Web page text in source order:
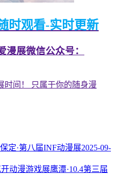
时观看-实时更新
漫展微信公众号：
时间！ 只属于你的随身漫
保定·第八届INF动漫展2025-09-
鹰潭·10.4第三届